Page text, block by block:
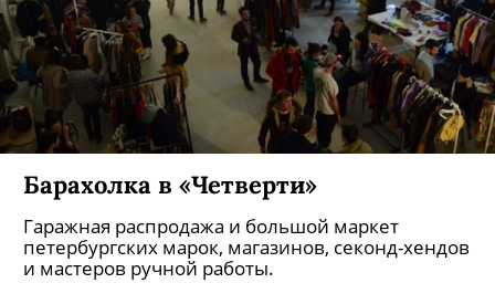
Барахолка в «Четверти»
Гаражная распродажа и большой маркет
петербургских марок, магазинов, секонд-хендов
и мастеров ручной работы.